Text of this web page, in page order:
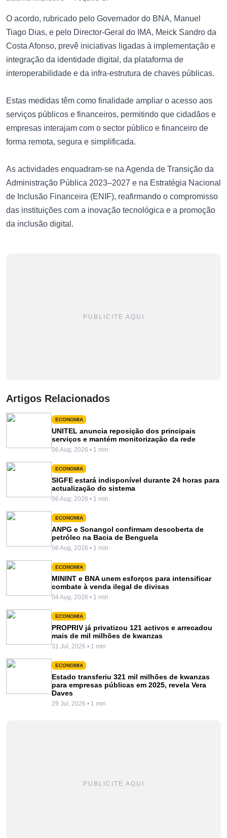
O acordo, rubricado pelo Governador do BNA, Manuel
Tiago Dias, e pelo Director-Geral do IMA, Meick Sandro da
Costa Afonso, prevê iniciativas ligadas à implementação e
integração da identidade digital, da plataforma de
interoperabilidade e da infra-estrutura de chaves públicas.
Estas medidas têm como finalidade ampliar o acesso aos
serviços públicos e financeiros, permitindo que cidadãos e
empresas interajam com o sector público e financeiro de
forma remota, segura e simplificada.
As actividades enquadram-se na Agenda de Transição da
Administração Pública 2023–2027 e na Estratégia Nacional
de Inclusão Financeira (ENIF), reafirmando o compromisso
das instituições com a inovação tecnológica e a promoção
da inclusão digital.
PUBLICITE AQUI
Artigos Relacionados
ECONOMIA
UNITEL anuncia reposição dos principais
serviços e mantém monitorização da rede
06 Aug, 2026 • 1 min
ECONOMIA
SIGFE estará indisponível durante 24 horas para
actualização do sistema
06 Aug, 2026 • 1 min
ECONOMIA
ANPG e Sonangol confirmam descoberta de
petróleo na Bacia de Benguela
06 Aug, 2026 • 1 min
ECONOMIA
MININT e BNA unem esforços para intensificar
combate à venda ilegal de divisas
04 Aug, 2026 • 1 min
ECONOMIA
PROPRIV já privatizou 121 activos e arrecadou
mais de mil milhões de kwanzas
31 Jul, 2026 • 1 min
ECONOMIA
Estado transferiu 321 mil milhões de kwanzas
para empresas públicas em 2025, revela Vera
Daves
29 Jul, 2026 • 1 min
PUBLICITE AQUI